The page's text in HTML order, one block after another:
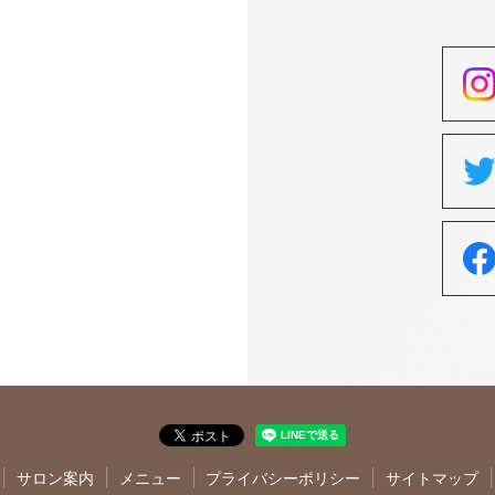
サロン案内 メニュー プライバシーポリシー サイトマップ